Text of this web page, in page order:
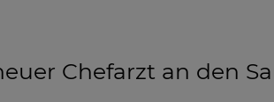
Chefarzt an den